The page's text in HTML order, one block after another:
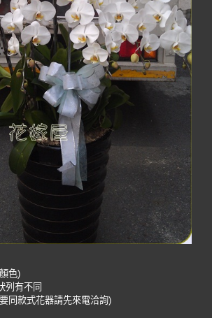
色)
列有不同
同款式花器請先來電洽詢)